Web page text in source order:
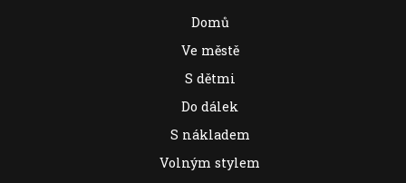
Domů
Ve městě
S dětmi
Do dálek
S nákladem
Volným stylem